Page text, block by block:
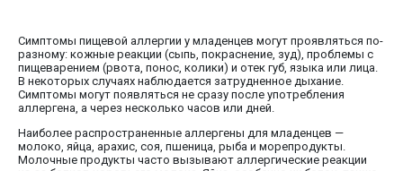
Симптомы пищевой аллергии у младенцев могут проявляться по-
разному: кожные реакции (сыпь, покраснение, зуд), проблемы с
пищеварением (рвота, понос, колики) и отек губ, языка или лица.
В некоторых случаях наблюдается затрудненное дыхание.
Симптомы могут появляться не сразу после употребления
аллергена, а через несколько часов или дней.
Наиболее распространенные аллергены для младенцев —
молоко, яйца, арахис, соя, пшеница, рыба и морепродукты.
Молочные продукты часто вызывают аллергические реакции